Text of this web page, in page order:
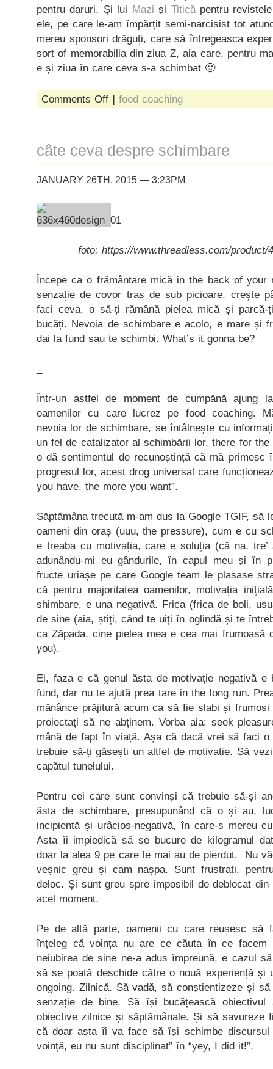
pentru daruri. Și lui Mazi și Titicăpentru
ele, pe care le-am împărțit semi-narcisist tot
mereu sponsori drăguți, care să întregeasca
sort of memorabilia din ziua Z, aia care, pentru
e și ziua în care ceva s-a schimbat 🙂
Comments Offon
shameless
ce
tre’
știi
lui
easy
peasy
| food coaching
câte ceva despre schimbare
JANUARY 26TH, 2015 — 3:23PM
foto: https://www.threadless.com/product/
Începe ca o frământare mică in the back of your
senzație de covor tras de sub picioare, crește
faci ceva, o să-ți rămână pielea mică și
bucăți. Nevoia de schimbare e acolo, e mare și
dai la fund sau te schimbi. What’s it gonna be?
Într-un astfel de moment de cumpănă ajung
oamenilor cu care lucrez pe food coaching.
nevoia lor de schimbare, se întâlnește cu
un fel de catalizator al schimbării lor, there for
o dă sentimentul de recunoștință că mă
progresul lor, acest drog universal care
you have, the more you want”.
Săptămâna trecută m-am dus la Google TGIF, să
oameni din oraș (uuu, the pressure), cum e cu
e treaba cu motivația, care e soluția (că na,
adunându-mi eu gândurile, în capul meu și în
fructe uriașe pe care Google team le plasase
că pentru majoritatea oamenilor, motivația
shimbare, e una negativă. Frica (frica de boli,
de sine (aia, știți, când te uiți în oglindă și te
ca Zăpada, cine pielea mea e cea mai frumoasă
you).
Ei, faza e că genul ăsta de motivație negativă
fund, dar nu te ajută prea tare in the long run.
mănânce prăjitură acum ca să fie slabi și
proiectați să ne abținem. Vorba aia: seek
mână de fapt în viață. Așa că dacă vrei să faci
trebuie să-ți găsești un altfel de motivație. Să
capătul tunelului.
Pentru cei care sunt convinși că trebuie să-și
ăsta de schimbare, presupunând că o și au,
incipientă și urâcios-negativă, în care-s mereu
Asta îi impiedică să se bucure de kilogramul
doar la alea 9 pe care le mai au de pierdut. Nu
veșnic greu și cam nașpa. Sunt frustrați,
deloc. Și sunt greu spre imposibil de deblocat
acel moment.
Pe de altă parte, oamenii cu care reușesc să
înțeleg că voința nu are ce căuta în ce
neiubirea de sine ne-a adus împreună, e cazul
să se poată deschide către o nouă experiență și
ongoing. Zilnică. Să vadă, să conștientizeze și
senzație de bine. Să își bucățească
obiective zilnice și săptămânale. Și să savureze
că doar asta îi va face să își schimbe discursul
voință, eu nu sunt disciplinat” în “yey, I did it!”.